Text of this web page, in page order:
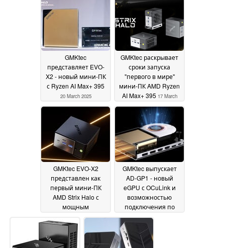
GMKtec
представляет EVO-
X2 - новый мини-ПК
с Ryzen AI Max+ 395
20 March 2025
GMKtec раскрывает
сроки запуска
"первого в мире"
мини-ПК AMD Ryzen
AI Max+ 395 17 March
2025
GMKtec EVO-X2
представлен как
первый мини-ПК
AMD Strix Halo с
мощным
графическим
процессором Radeon
8060S 02 March 2025
GMKtec выпускает
AD-GP1 - новый
eGPU с OCuLink и
возможностью
подключения по
USB409 February 2025